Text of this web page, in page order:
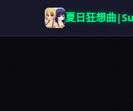
夏日狂想曲